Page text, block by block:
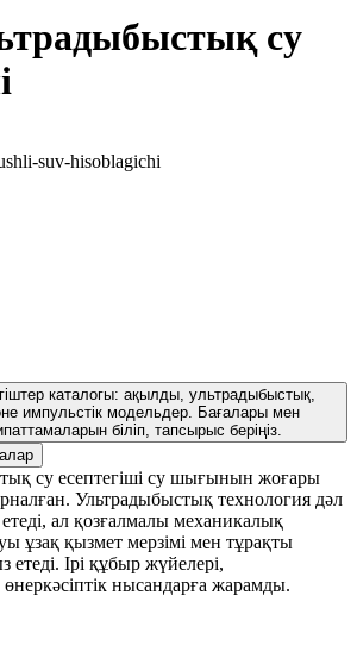
су
suv-hisoblagichi
каталогы: ақылды, ультрадыбыстық,
импульстік модельдер. Бағалары мен
біліп, тапсырыс беріңіз.
су есептегіші су шығынын жоғары
Ультрадыбыстық технология дәл
ал қозғалмалы механикалық
ұзақ қызмет мерзімі мен тұрақты
Ірі құбыр жүйелері,
нысандарға жарамды.